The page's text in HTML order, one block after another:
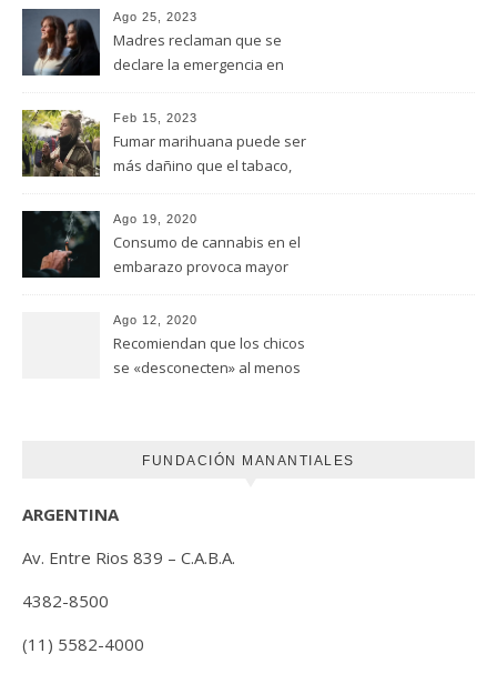
Ago 25, 2023
Madres reclaman que se
declare la emergencia en
Feb 15, 2023
Fumar marihuana puede ser
más dañino que el tabaco,
Universidad de Ottawa
Ago 19, 2020
Consumo de cannabis en el
embarazo provoca mayor
(FUNDACION MANANTIALES)
Ago 12, 2020
Recomiendan que los chicos
se «desconecten» al menos
FUNDACIÓN MANANTIALES
ARGENTINA
Av. Entre Rios 839 – C.A.B.A.
4382-8500
(11) 5582-4000